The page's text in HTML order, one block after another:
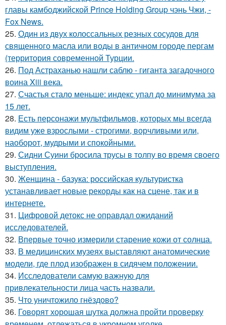
главы камбоджийской Prince Holding Group чэнь Чжи, -
Fox News.
25. Один из двух колоссальных резных сосудов для
священного масла или воды в античном городе пергам
(территория современной Турции.
26. Под Астраханью нашли саблю - гиганта загадочного
воина Xiii века.
27. Счастья стало меньше: индекс упал до минимума за
15 лет.
28. Есть персонажи мультфильмов, которых мы всегда
видим уже взрослыми - строгими, ворчливыми или,
наоборот, мудрыми и спокойными.
29. Сидни Суини бросила трусы в толпу во время своего
выступления.
30. Женщина - базука: российская культуристка
устанавливает новые рекорды как на сцене, так и в
интернете.
31. Цифровой детокс не оправдал ожиданий
исследователей.
32. Впервые точно измерили старение кожи от солнца.
33. В медицинских музеях выставляют анатомические
модели, где плод изображен в сидячем положении.
34. Исследователи самую важную для
привлекательности лица часть назвали.
35. Что уничтожило гнёздово?
36. Говорят хорошая шутка должна пройти проверку